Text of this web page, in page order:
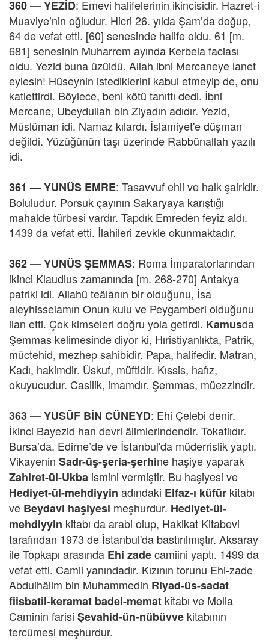
360 — YEZİD: Emevi halifelerinin ikincisidir. Hazret-i
Muaviye’nin oğludur. Hicri 26. yılda Şam’da doğup,
64 de vefat etti. [60] senesinde halife oldu. 61 [m.
681] senesinin Muharrem ayında Kerbela faciası
oldu. Yezid buna üzüldü. Allah ibni Mercaneye lanet
eylesin! Hüseynin istediklerini kabul etmeyip de, onu
katlettirdi. Böylece, beni kötü tanıttı dedi. İbni
Mercane, Ubeydullah bin Ziyadın adıdır. Yezid,
Müslüman idi. Namaz kılardı. İslamiyet'e düşman
değildi. Yüzüğünün taşı üzerinde Rabbünallah yazılı
idi.
361 —YUNÜS EMRE: Tasavvuf ehli ve halk şairidir.
Boluludur. Porsuk çayının Sakaryaya karıştığı
mahalde türbesi vardır. Tapdık Emreden feyiz aldı.
1439 da vefat etti. İlahileri zevkle okunmaktadır.
362 — YUNÜS ŞEMMAS: Roma İmparatorlarından
ikinci Klaudius zamanında [m. 268-270] Antakya
patriki idi. Allahü teâlânın bir olduğunu, İsa
aleyhisselamın Onun kulu ve Peygamberi olduğunu
ilan etti. Çok kimseleri doğru yola getirdi. Kamusda
Şemmas kelimesinde diyor ki, Hıristiyanlıkta, Patrik,
müctehid, mezhep sahibidir. Papa, halifedir. Matran,
Kadı, hakimdir. Üskuf, müftidir. Kıssis, hafız,
okuyucudur. Casilik, imamdır. Şemmas, müezzindir.
363 — YUSÜF BİN CÜNEYD: Ehi Çelebi denir.
İkinci Bayezid han devri âlimlerindendir. Tokatlıdır.
Bursa’da, Edirne’de ve İstanbul'da müderrislik yaptı.
Vikayenin Sadr-üş-şeria-şerhine haşiye yaparak
Zahiret-ül-Ukba ismini vermiştir. Bu haşiyesi ve
Hediyet-ül-mehdiyyin adındaki Elfaz-ı küfür kitabı
ve Beydavi haşiyesi meşhurdur. Hediyet-ül-
mehdiyyin kitabı da arabi olup, Hakikat Kitabevi
tarafından 1973 de İstanbul'da bastırılmıştır. Aksaray
ile Topkapı arasında Ehi zadecamiini yaptı. 1499 da
vefat etti. Camii yanındadır. Kızının torunu Ehi-zade
Abdulhâlim bin Muhammedin Riyad-üs-sadat
fiisbatil-keramat badel-memat kitabı ve Molla
Caminin farisi Şevahid-ün-nübüvve kitabının
tercümesi meşhurdur.